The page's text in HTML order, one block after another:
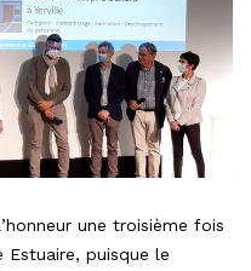
une troisième fois
Estuaire, puisque le